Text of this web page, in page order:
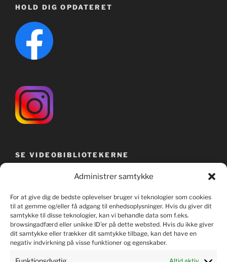
Administrer samtykke
For at give dig de bedste oplevelser bruger vi teknologier som cookies
til at gemme og/eller få adgang til enhedsoplysninger. Hvis du giver dit
samtykke til disse teknologier, kan vi behandle data som f.eks.
browsingadfærd eller unikke ID'er på dette websted. Hvis du ikke giver
dit samtykke eller trækker dit samtykke tilbage, kan det have en
negativ indvirkning på visse funktioner og egenskaber.
HOLD DIG OPDATERET
SE VIDEOBIBLIOTEKERNE